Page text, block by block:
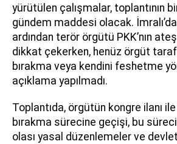
yürütülen çalışmalar, toplantının
gündem maddesi olacak.
ardından terör örgütü PKK’nın
dikkat çekerken, henüz örgüt
bırakma veya kendini feshetme
açıklama yapılmadı.
Toplantıda, örgütün kongre ilanı
bırakma sürecine geçişi, bu
olası yasal düzenlemeler ve